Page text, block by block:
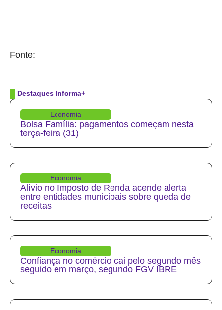
Fonte:
Destaques Informa+
Economia
Bolsa Família: pagamentos começam nesta
terça-feira (31)
Economia
Alívio no Imposto de Renda acende alerta
entre entidades municipais sobre queda de
receitas
Economia
Confiança no comércio cai pelo segundo mês
seguido em março, segundo FGV IBRE